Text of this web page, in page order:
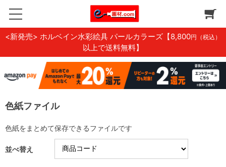
<新発売> ホルベイン水彩絵具 パールカラーズ 【8,800円（税込）
以上で送料無料】
色紙ファイル
色紙をまとめて保存できるファイルです
並べ替え